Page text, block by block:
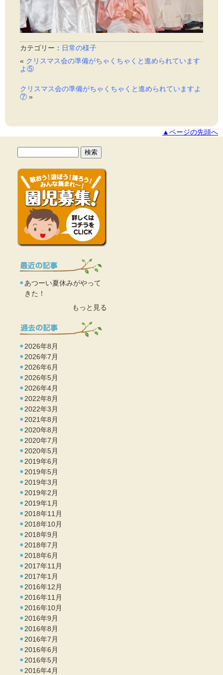
カテゴリー： 日常の様子
« クリスマス会の準備がちゃくちゃくと進められています
よ⑤
クリスマス会の準備がちゃくちゃくと進められていますよ
⑦ »
▲ページの先頭へ
あつーい夏休みがやって
きた！
もっと見る
2026年8月
2026年7月
2026年6月
2026年5月
2026年4月
2022年8月
2022年3月
2021年8月
2020年8月
2020年7月
2020年5月
2019年6月
2019年5月
2019年3月
2019年2月
2019年1月
2018年11月
2018年10月
2018年9月
2018年7月
2018年6月
2017年11月
2017年1月
2016年12月
2016年11月
2016年10月
2016年9月
2016年8月
2016年7月
2016年6月
2016年5月
2016年4月